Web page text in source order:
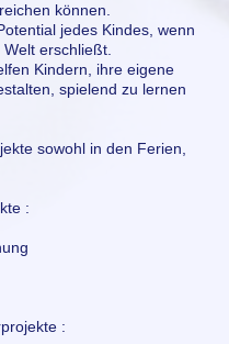
können.
jedes Kindes, wenn
erschließt.
Kindern, ihre eigene
spielend zu lernen
sowohl in den Ferien,
:
: